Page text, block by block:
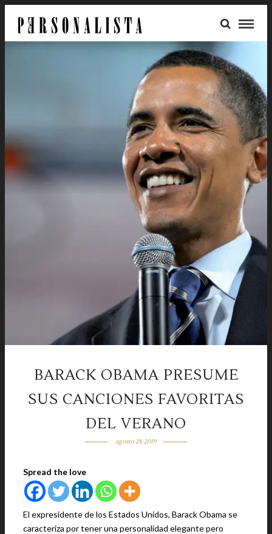
BARACK OBAMA PRESUME
SUS CANCIONES FAVORITAS
DEL VERANO
agosto 28, 2019
Spread the love
El expresidente de los Estados Unidos, Barack Obama se
caracteriza por tener una personalidad elegante pero